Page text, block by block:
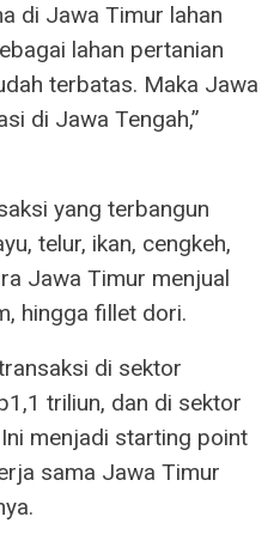
di Jawa Timur lahan
lahan pertanian
terbatas. Maka Jawa
di Jawa Tengah,”
yang terbangun
telur, ikan, cengkeh,
Jawa Timur menjual
hingga fillet dori.
di sektor
triliun, dan di sektor
menjadi starting point
sama Jawa Timur